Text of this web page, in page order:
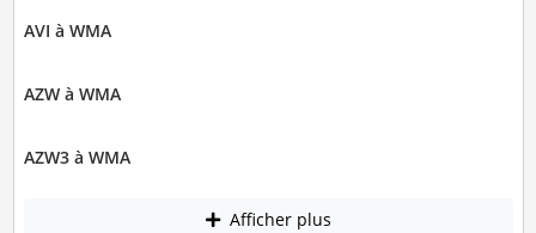
AVI à WMA
AZW à WMA
AZW3 à WMA
Afficher plus